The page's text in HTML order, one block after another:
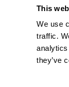
This
We use
traffic.
analytics
they’ve
ذهنية
الحسى